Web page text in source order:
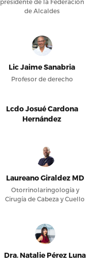
presidente de la Federación
de Alcaldes
Lic Jaime Sanabria
Profesor de derecho
Lcdo Josué Cardona
Hernández
Laureano Giraldez MD
Otorrinolaringología y
Cirugía de Cabeza y Cuello
Dra. Natalie Pérez Luna